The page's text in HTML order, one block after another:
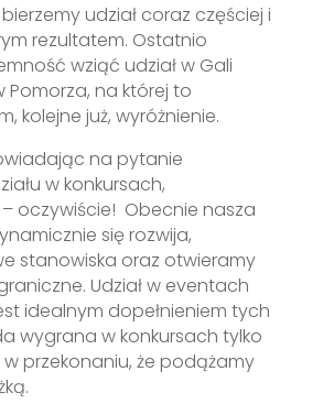
udział coraz częściej i
rezultatem. Ostatnio
wziąć udział w Gali
na której to
kolejne już, wyróżnienie.
na pytanie
w konkursach,
oczywiście! Obecnie nasza
się rozwija,
stanowiska oraz otwieramy
Udział w eventach
idealnym dopełnieniem tych
wygrana w konkursach tylko
przekonaniu, że podążamy